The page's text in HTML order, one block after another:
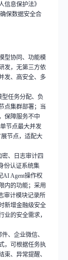
信息保护法》
保数据安全合
型协同、功能模
发，无第三方依
发、高安全、多
任务分配、负
点集群部署；当
保障服务不中
节点最大并发
节点，适配大
、日志审计四
份认证系统集
AI Agent操作权
内的功能；采用
审计模块记录所
新增金融级安全
业的安全需求，
、企业微信、
，可根据任务执
、异常提醒、